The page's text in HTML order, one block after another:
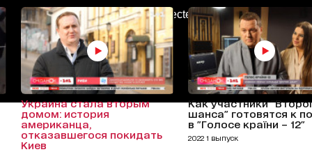
AdBlockDetected!
Украина стала вторым
домом: история
американца,
отказавшегося покидать
Киев
Как участники
шанса" готовятся к
в "Голосе країни – 12"
2022 1 выпуск